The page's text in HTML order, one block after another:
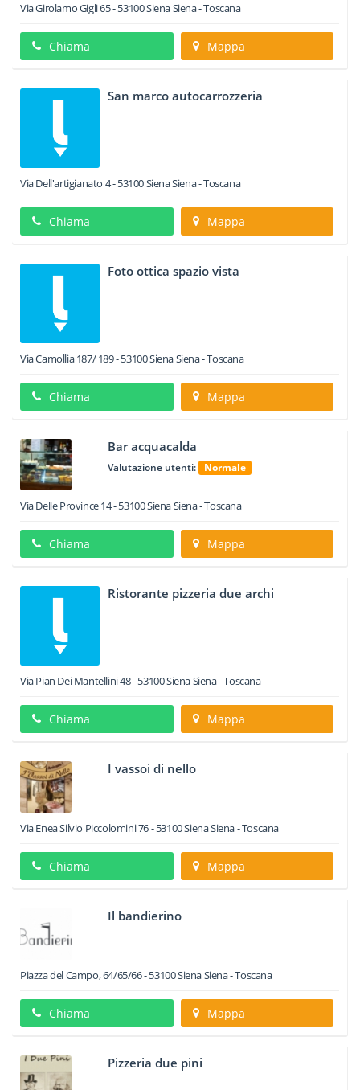
Via Girolamo Gigli 65-53100SienaSiena -Toscana
Chiama Mappa
San marco autocarrozzeria
Via Dell'artigianato 4-53100SienaSiena -Toscana
Chiama Mappa
Foto ottica spazio vista
Via Camollia 187/ 189-53100SienaSiena -Toscana
Chiama Mappa
Bar acquacalda
Valutazione utenti: Normale
Via Delle Province 14-53100SienaSiena -Toscana
Chiama Mappa
Ristorante pizzeria due archi
Via Pian Dei Mantellini 48-53100SienaSiena -Toscana
Chiama Mappa
I vassoi di nello
Via Enea Silvio Piccolomini 76-53100SienaSiena -Toscana
Chiama Mappa
Il bandierino
Piazza del Campo, 64/65/66-53100SienaSiena -Toscana
Chiama Mappa
Pizzeria due pini